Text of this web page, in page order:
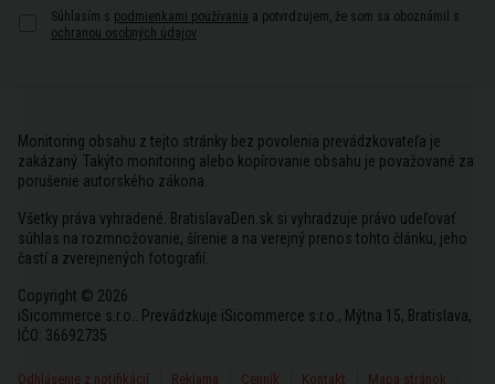
Súhlasím s podmienkami používania a potvrdzujem, že som sa oboznámil s
ochranou osobných údajov
Monitoring obsahu z tejto stránky bez povolenia prevádzkovateľa je
zakázaný. Takýto monitoring alebo kopírovanie obsahu je považované za
porušenie autorského zákona.
Všetky práva vyhradené. BratislavaDen.sk si vyhradzuje právo udeľovať
súhlas na rozmnožovanie, šírenie a na verejný prenos tohto článku, jeho
častí a zverejnených fotografií.
Copyright © 2026
iSicommerce s.r.o.. Prevádzkuje iSicommerce s.r.o., Mýtna 15, Bratislava,
IČO: 36692735
Odhlásenie z notifikácií Reklama Cenník Kontakt Mapa stránok